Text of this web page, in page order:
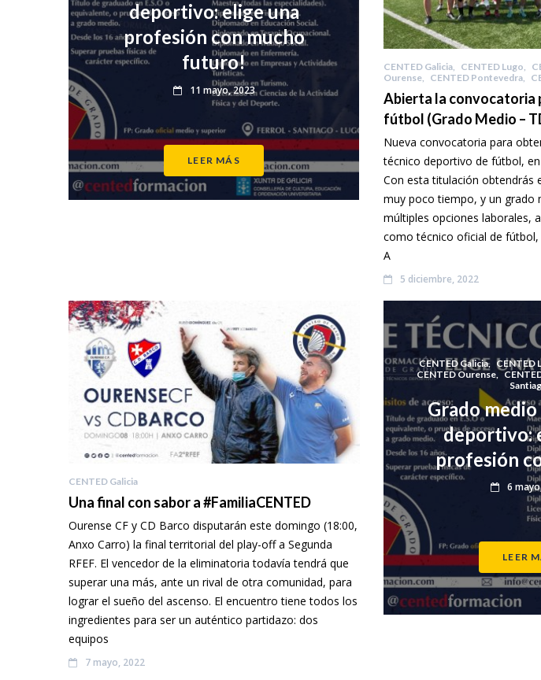
deportivo: elige una
profesión con mucho
futuro!
11 mayo, 2023
LEER MÁS
CENTED Galicia, CENTED Lugo
Ourense, CENTED Pontevedra,
Abierta la convocatoria
fútbol (Grado Medio –
Nueva convocatoria para
técnico deportivo de fútbol,
Con esta titulación obtendrás
muy poco tiempo, y un grado
múltiples opciones laborales,
como técnico oficial de fútbol,
A
5 diciembre, 2022
CENTED Galicia
Una final con sabor a #FamiliaCENTED
Ourense CF y CD Barco disputarán este domingo (18:00,
Anxo Carro) la final territorial del play-off a Segunda
RFEF. El vencedor de la eliminatoria todavía tendrá que
superar una más, ante un rival de otra comunidad, para
lograr el sueño del ascenso. El encuentro tiene todos los
ingredientes para ser un auténtico partidazo: dos
equipos
7 mayo, 2022
CENTED Galicia, CENTED
CENTED Ourense ,
Grado
deportivo:
profesión
6
LEER